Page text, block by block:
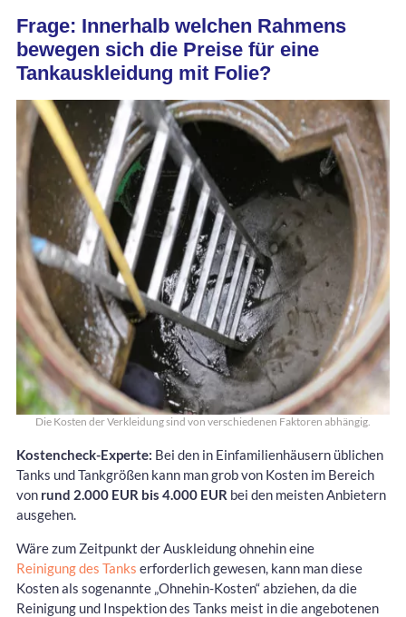
Frage: Innerhalb welchen Rahmens
bewegen sich die Preise für eine
Tankauskleidung mit Folie?
Die Kosten der Verkleidung sind von verschiedenen Faktoren abhängig.
Kostencheck-Experte: Bei den in Einfamilienhäusern üblichen
Tanks und Tankgrößen kann man grob von Kosten im Bereich
von rund 2.000 EUR bis 4.000 EUR bei den meisten Anbietern
ausgehen.
Wäre zum Zeitpunkt der Auskleidung ohnehin eine
Reinigung des Tanks erforderlich gewesen, kann man diese
Kosten als sogenannte „Ohnehin-Kosten“ abziehen, da die
Reinigung und Inspektion des Tanks meist in die angebotenen